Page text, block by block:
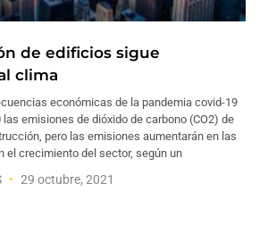
de edificios sigue
clima
económicas de la pandemia covid-19
emisiones de dióxido de carbono (CO2) de
pero las emisiones aumentarán en las
el crecimiento del sector, según un
29 octubre, 2021